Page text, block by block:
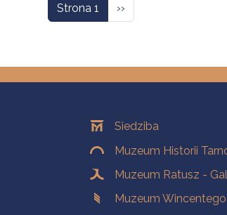
Strona 1 Następna strona
››
OddziałySiedziba
Muzeum Historii
Muzeum Ratusz -
Muzeum